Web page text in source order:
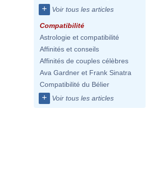
+ Voir tous les articles
Compatibilité
Astrologie et compatibilité
Affinités et conseils
Affinités de couples célèbres
Ava Gardner et Frank Sinatra
Compatibilité du Bélier
+ Voir tous les articles